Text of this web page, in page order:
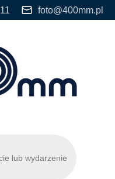
foto@400mm.pl